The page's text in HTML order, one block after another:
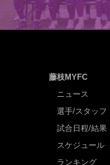
藤枝MYFC
ニュース
選手/スタッフ
試合日程/結果
スケジュール
ランキング